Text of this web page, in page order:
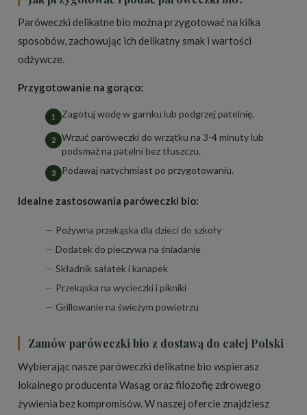
Paróweczki delikatne bio można przygotować na kilka
sposobów, zachowując ich delikatny smak i wartości
odżywcze.
Przygotowanie na gorąco:
Zagotuj wodę w garnku lub podgrzej patelnię.
Wrzuć paróweczki do wrzątku na 3-4 minuty lub
podsmaż na patelni bez tłuszczu.
Podawaj natychmiast po przygotowaniu.
Idealne zastosowania paróweczki bio:
Pożywna przekąska dla dzieci do szkoły
Dodatek do pieczywa na śniadanie
Składnik sałatek i kanapek
Przekąska na wycieczki i pikniki
Grillowanie na świeżym powietrzu
Zamów paróweczki bio z dostawą do całej Polski
Wybierając nasze paróweczki delikatne bio wspierasz
lokalnego producenta Wasąg oraz filozofię zdrowego
żywienia bez kompromisów. W naszej ofercie znajdziesz